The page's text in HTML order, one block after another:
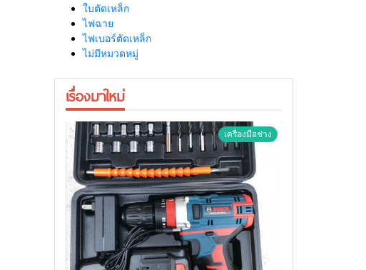
ใบตัดเหล็ก
ไฟฉาย
ไฟเบอร์ตัดเหล็ก
ไม่มีหมวดหมู่
เรื่องมาใหม่
เครื่องมือช่าง